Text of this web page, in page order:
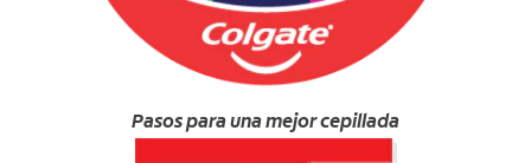
Pasos para una mejor cepillada